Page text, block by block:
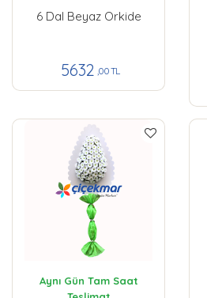
6 Dal Beyaz Orkide
5632 ,00 TL
Aynı Gün Tam Saat